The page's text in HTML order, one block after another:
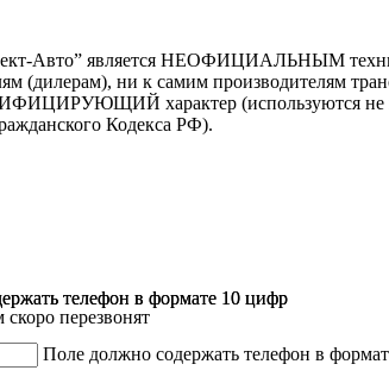
Авто” является НЕОФИЦИАЛЬНЫМ
(дилерам), ни к самим производителям
характер (используются не в
Кодекса РФ).
телефон в формате 10 цифр
Поле должно содержать телефон в
телефон в формате 10 цифр
перезвонят